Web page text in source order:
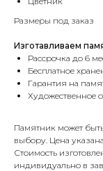
Размеры под заказ
Изготавливаем
Рассрочка до 6
Бесплатное
Гарантия на
Художественное
Памятник может
выбору. Цена
Стоимость
индивидуально в